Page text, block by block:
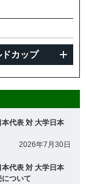
カップ
本代表 対 大学日本
2026年7月30日
本代表 対 大学日本
ついて